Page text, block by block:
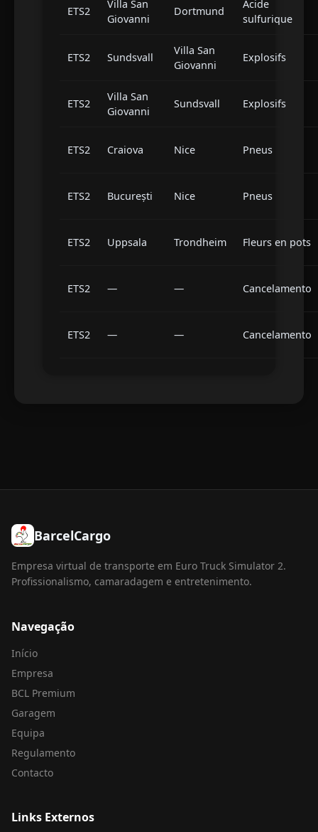
ETS2
Villa San
Giovanni
Dortmund
Acide
sulfurique
ETS2 Sundsvall
Villa San
Giovanni
Explosifs
ETS2
Villa San
Giovanni
Sundsvall Explosifs
ETS2 Craiova Nice Pneus
ETS2 București Nice Pneus
ETS2 Uppsala Trondheim Fleurs en pots
ETS2 — — Cancelamento
ETS2 — — Cancelamento
BarcelCargo
Empresa virtual de transporte em Euro Truck Simulator 2.
Profissionalismo, camaradagem e entretenimento.
Navegação
Início
Empresa
BCL Premium
Garagem
Equipa
Regulamento
Contacto
Links Externos